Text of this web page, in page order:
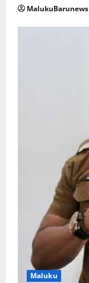
MalukuBarunews
Maluku